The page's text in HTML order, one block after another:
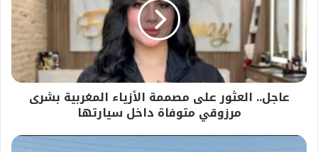
الأزياء
المغربية
بشرى
مرزوقي
متوفاة
داخلعاجل.. العثور على مصممة الأزياء المغربية بشرى
مرزوقي متوفاة داخل سيارتها
#مصرع